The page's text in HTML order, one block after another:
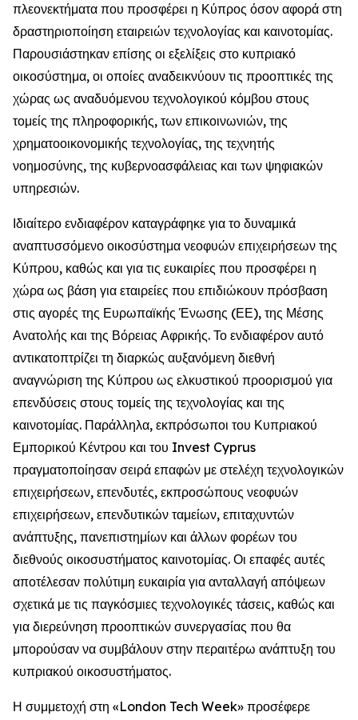
πλεονεκτήματα που προσφέρει η Κύπρος όσον αφορά στη
δραστηριοποίηση εταιρειών τεχνολογίας και καινοτομίας.
Παρουσιάστηκαν επίσης οι εξελίξεις στο κυπριακό
οικοσύστημα, οι οποίες αναδεικνύουν τις προοπτικές της
χώρας ως αναδυόμενου τεχνολογικού κόμβου στους
τομείς της πληροφορικής, των επικοινωνιών, της
χρηματοοικονομικής τεχνολογίας, της τεχνητής
νοημοσύνης, της κυβερνοασφάλειας και των ψηφιακών
υπηρεσιών.
Ιδιαίτερο ενδιαφέρον καταγράφηκε για το δυναμικά
αναπτυσσόμενο οικοσύστημα νεοφυών επιχειρήσεων της
Κύπρου, καθώς και για τις ευκαιρίες που προσφέρει η
χώρα ως βάση για εταιρείες που επιδιώκουν πρόσβαση
στις αγορές της Ευρωπαϊκής Ένωσης (ΕΕ), της Μέσης
Ανατολής και της Βόρειας Αφρικής. Το ενδιαφέρον αυτό
αντικατοπτρίζει τη διαρκώς αυξανόμενη διεθνή
αναγνώριση της Κύπρου ως ελκυστικού προορισμού για
επενδύσεις στους τομείς της τεχνολογίας και της
καινοτομίας. Παράλληλα, εκπρόσωποι του Κυπριακού
Εμπορικού Κέντρου και του Invest Cyprus
πραγματοποίησαν σειρά επαφών με στελέχη τεχνολογικών
επιχειρήσεων, επενδυτές, εκπροσώπους νεοφυών
επιχειρήσεων, επενδυτικών ταμείων, επιταχυντών
ανάπτυξης, πανεπιστημίων και άλλων φορέων του
διεθνούς οικοσυστήματος καινοτομίας. Οι επαφές αυτές
αποτέλεσαν πολύτιμη ευκαιρία για ανταλλαγή απόψεων
σχετικά με τις παγκόσμιες τεχνολογικές τάσεις, καθώς και
για διερεύνηση προοπτικών συνεργασίας που θα
μπορούσαν να συμβάλουν στην περαιτέρω ανάπτυξη του
κυπριακού οικοσυστήματος.
Η συμμετοχή στη «London Tech Week» προσέφερε